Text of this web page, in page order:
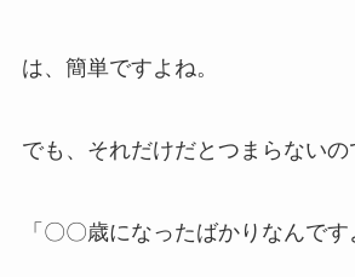
は、簡単ですよね。
でも、それだけだとつまらないの
「〇〇歳になったばかりなんです